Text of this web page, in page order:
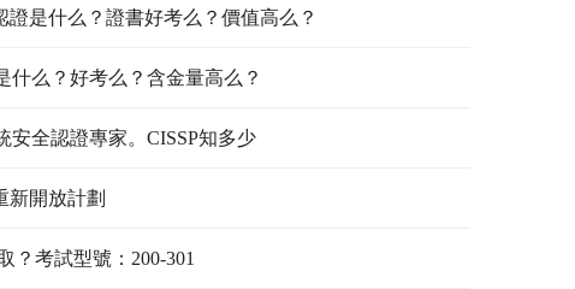
證是什么？證書好考么？價值高么？
什么？好考么？含金量高么？
安全認證專家。CISSP知多少
新開放計劃
？考試型號：200-301